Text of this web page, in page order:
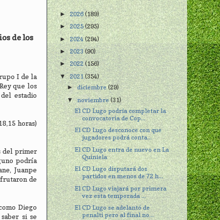
de los
I de la
que los
estadio
horas)
del primer
podría
Juanpe
de
Diego
si se
►2026(189)
►2025(295)
►2024(294)
►2023(90)
►2022(156)
▼2021(354)
►diciembre(29)
▼noviembre(31)
El CD Lugo podría completar la
convocatoria de Cop...
El CD Lugo desconoce con que
jugadores podrá conta...
El CD Lugo entra de nuevo en La
Quiniela
El CD Lugo disputará dos
partidos en menos de 72 h...
El CD Lugo viajará por primera
vez esta temporada ...
El CD Lugo se adelantó de
penalti pero al final no...